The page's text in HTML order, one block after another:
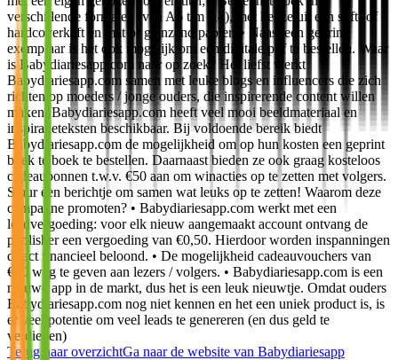
verschillende formaten (van A5 t/m A4), met keuze uit een soft- of
hardcoverkaft en mat of glanzend papier; • Naast een geprint
exemplaar is het ook mogelijk om een digitale pdf te bestellen. Waar
is Babydiariesapp.com naar op zoek? Het liefst werkt
Babydiariesapp.com samen met leuke blogs en influencers die zich
richten op moeders / jonge ouders, die inspirerende content willen
maken. Babydiariesapp.com heeft veel mooi beeldmateriaal en
inspiratieteksten beschikbaar. Bij voldoende bereik biedt
Babydiariesapp.com de mogelijkheid om op hun kosten een geprint
boek te boek te bestellen. Daarnaast bieden ze ook graag kosteloos
cadeaubonnen t.w.v. €50 aan om winacties op te zetten met volgers.
Stuur een berichtje om samen wat leuks op te zetten! Waarom deze
campagne promoten? • Babydiariesapp.com werkt met een
leadvergoeding: voor elk nieuw aangemaakt account ontvang de
publisher een vergoeding van €0,50. Hierdoor worden inspanningen
direct financieel beloond. • De mogelijkheid cadeauvouchers van
€50 weg te geven aan lezers / volgers. • Babydiariesapp.com is een
nieuwe app in de markt, dus het is een leuk nieuwtje. Omdat ouders
Babydiariesapp.com nog niet kennen en het een uniek product is, is
er veel potentie om veel leads te genereren (en dus geld te
verdienen)
Terug naar overzichtGa naar de website van Babydiariesapp